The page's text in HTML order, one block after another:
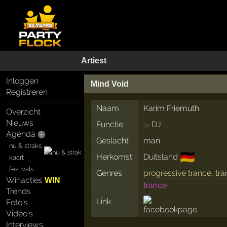
Artiest
Inloggen
Registreren
Overzicht
Nieuws
Agenda
nu & straks
kaart
festivals
WinactiesWIN
Trends
Foto's
Video's
Interviews
Mind Void
Naam
Karim Friemuth
Functie
3× DJ
Geslacht
man
Herkomst
Duitsland 🇩🇪
Genres progressive trance,
trance
Link